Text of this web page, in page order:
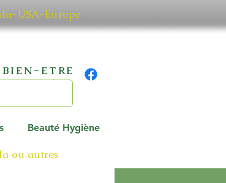
USA-Europe
ETRE
Beauté Hygiène
ou autres